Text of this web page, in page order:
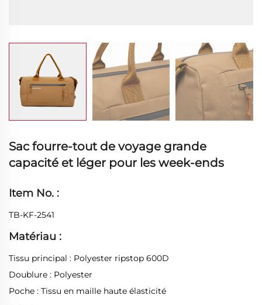
Sac fourre-tout de voyage grande
capacité et léger pour les week-ends
Item No. :
TB-KF-2541
Matériau :
Tissu principal : Polyester ripstop 600D
Doublure : Polyester
Poche : Tissu en maille haute élasticité